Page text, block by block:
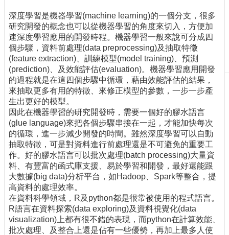
版
刊
物
校
務
服
務
專
題
報
導
技
術
論
壇
產
業
專
深度學習是機器學習(machine learning)的一個分支，很多
研究開發的概念也可以從機器學習的角度來切入，方便加
速深度學習應用的開發時程。機器學習一般來說可分成四
個步驟，資料前處理(data preprocessing)及抽取特徵
(feature extraction)、訓練模型(model training)、預測
(prediction)、及效能評估(evaluation)。機器學習應用開發
的過程就是在這四個步驟中循環，藉由效能評估的結果，
來抽取更多有用的特徵、來修正模型的參數，一步一步產
生出更好的模型。
因此在機器學習的研究開發時，需要一個好的膠水語言
(glue language)來把各個步驟串接在一起，才能加快每次
的循環，進一步減少開發的時間。雖然深度學習可以自動
抽取特徵，可是對資料進行前處理還是不可避免的重要工
作。好的膠水語言可以批次處理(batch processing)大量資
料、有豐富的函式庫支援、易於學習和開發，最好還能跟
大數據(big data)分析平台，如Hadoop、Spark等整合，提
高資料的處理效率。
在資料科學領域，R及python都是很常被使用的程式語言。
R語言在資料探索(data exploring)及資料視覺化(data
visualization)上都有很不錯的表現，而python在計算效能、
批次處理、及整合上還是佔有一些優勢，再加上最多人使